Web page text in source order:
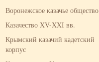
Воронежское казачье общество
Казачество XV-XXI вв.
Крымский казачий кадетский
корпус